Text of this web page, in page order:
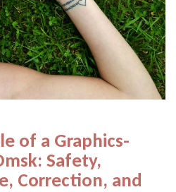
of a Graphics-
Safety,
Correction, and